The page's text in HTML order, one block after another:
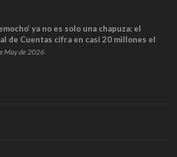
ya no es solo una chapuza: el
de Cuentas cifra en casi 20 millones el
de los trenes que no cabían por los
May de 2026